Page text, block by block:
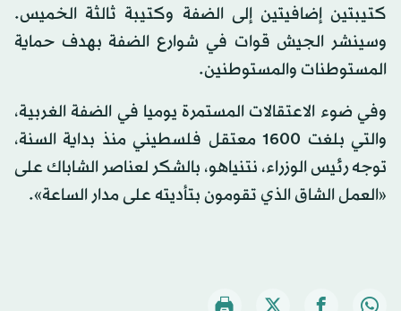
كتيبتين إضافيتين إلى الضفة وكتيبة ثالثة الخميس.
وسينشر الجيش قوات في شوارع الضفة بهدف حماية
المستوطنات والمستوطنين.
وفي ضوء الاعتقالات المستمرة يوميا في الضفة الغربية،
والتي بلغت 1600 معتقل فلسطيني منذ بداية السنة،
توجه رئيس الوزراء، نتنياهو، بالشكر لعناصر الشاباك على
«العمل الشاق الذي تقومون بتأديته على مدار الساعة».